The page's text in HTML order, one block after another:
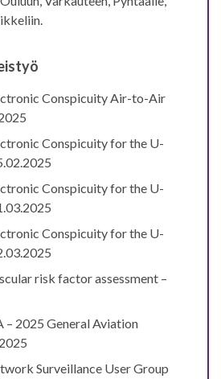
Conspicuity Air-to-Air
Conspicuity for the U-
Conspicuity for the U-
Conspicuity for the U-
risk factor assessment –
2025 General Aviation
Surveillance User Group